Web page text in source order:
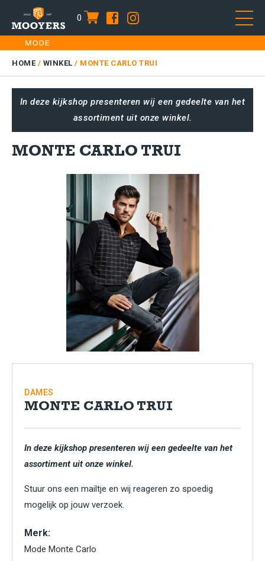
0 item
Skip
to
content
HOME
DAMES
KIDS
PLUS SIZE
HOME/ WINKEL / MONTE CARLO TRUI
In deze kijkshop presenteren wij een gedeelte van het
assortiment uit onze winkel.
MONTE CARLO TRUI
DAMES
MONTE CARLO TRUI
In deze kijkshop presenteren wij een gedeelte van het
assortiment uit onze winkel.
Stuur ons een mailtje en wij reageren zo spoedig
mogelijk op jouw verzoek.
Merk:
Mode Monte Carlo